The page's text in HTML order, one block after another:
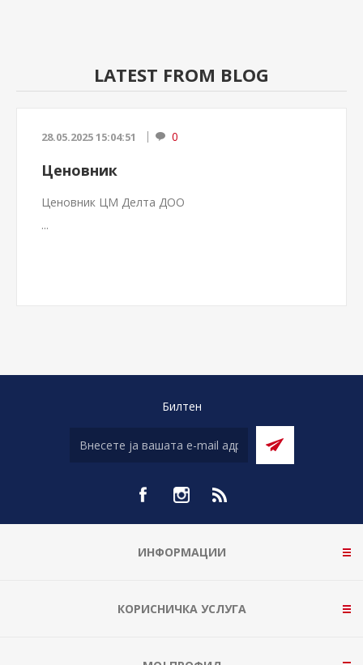
LATEST FROM BLOG
28.05.2025 15:04:51 0
Ценовник
Ценовник ЦМ Делта ДОО
...
Билтен
ИНФОРМАЦИИ
КОРИСНИЧКА УСЛУГА